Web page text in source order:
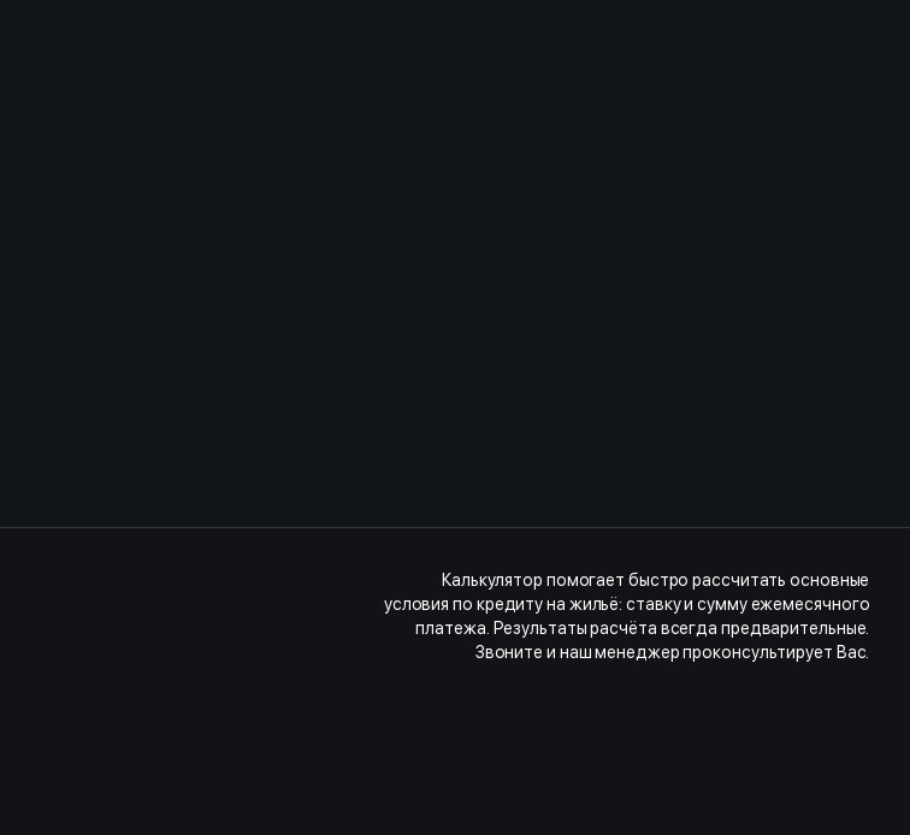
Калькулятор помогает быстро рассчитать основные
условия по кредиту на жильё: ставку и сумму ежемесячного
платежа. Результаты расчёта всегда предварительные.
Звоните и наш менеджер проконсультирует Вас.